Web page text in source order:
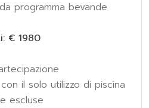
programma bevande
€ 1980
il solo utilizzo di piscina
escluse